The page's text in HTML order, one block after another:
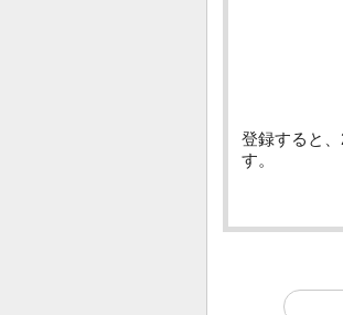
登録すると
す。